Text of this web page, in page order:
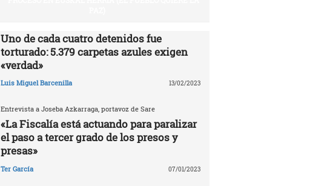
Uno de cada cuatro detenidos fue
torturado: 5.379 carpetas azules exigen
«verdad»
Luis Miguel Barcenilla 13/02/2023
Entrevista a Joseba Azkarraga, portavoz de Sare
«La Fiscalía está actuando para paralizar
el paso a tercer grado de los presos y
presas»
Ter García 07/01/2023